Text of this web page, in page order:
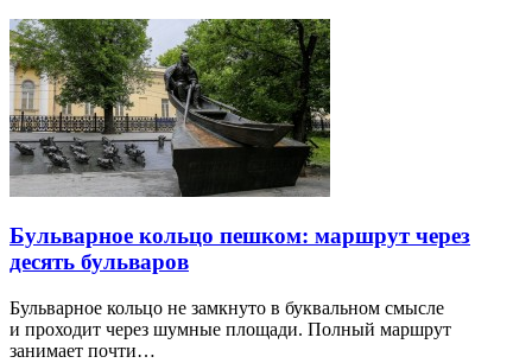
Бульварное кольцо пешком: маршрут через
десять бульваров
Бульварное кольцо не замкнуто в буквальном смысле
и проходит через шумные площади. Полный маршрут
занимает почти…